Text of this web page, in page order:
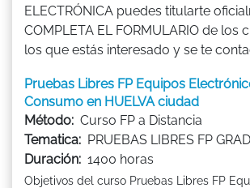
ELECTRÓNICA puedes titularte
COMPLETA EL FORMULARIO de los
los que estás interesado y se te
Pruebas Libres FP Equipos
Consumo en HUELVA ciudad
Método: Curso FP a Distancia
Tematica: PRUEBAS LIBRES FP
Duración: 1400 horas
Objetivos del curso Pruebas Libres FP